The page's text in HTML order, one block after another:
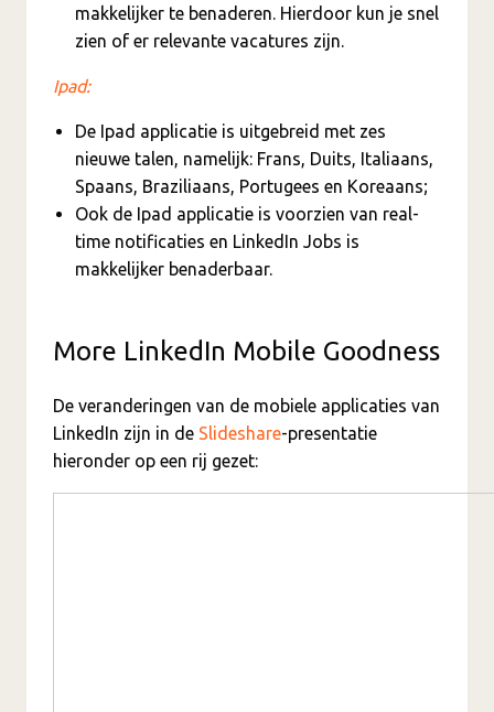
makkelijker te benaderen. Hierdoor kun je snel
zien of er relevante vacatures zijn.
Ipad:
De Ipad applicatie is uitgebreid met zes
nieuwe talen, namelijk: Frans, Duits, Italiaans,
Spaans, Braziliaans, Portugees en Koreaans;
Ook de Ipad applicatie is voorzien van real-
time notificaties en LinkedIn Jobs is
makkelijker benaderbaar.
More LinkedIn Mobile Goodness
De veranderingen van de mobiele applicaties van
LinkedIn zijn in de Slideshare-presentatie
hieronder op een rij gezet: